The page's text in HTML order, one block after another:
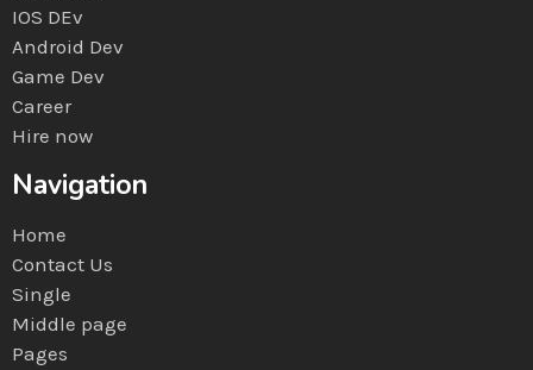
IOS DEv
Android Dev
Game Dev
Career
Hire now
Navigation
Home
Contact Us
Single
Middle page
Pages